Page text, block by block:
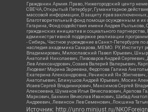
Гражданин.Армия.Право, Нижегородский центр
СВЕЧА, Открытый Петербург, Гуманитарное
массовой информации, В защиту прав
Благотворительный фонд помощи осужденным и их
Гагарина, Фонд содействия имени Андрея
гражданских инициатив и социального
административной поддержке реализации
- Сибирь, Частное учреждение в Санкт-Петербурге
наследия академика Сахарова, МЕМО. РУ, Институт
Владимирович, Милославский Павел Юрьевич,
Анатолий Николаевич, Пивоваров Андрей
Лев Александрович, Созаев Валерий Валерьевич,
Людевиг Марина Зариевна, Федотова Галина
Екатерина Александровна, Рачинский Ян
Анатольевич, Блинушов Андрей Юрьевич, Мосин
Исаев Сергей Владимирович, Максимов Сергей
Алексеевна, Шуманов Илья Вячеславович, Арапова
Маркович, Бахмин Вячеслав Иванович, Шабад
Андреевич, Левинсон Лев Семенович, Локшина
Источник: http://unro.minjust.ru/